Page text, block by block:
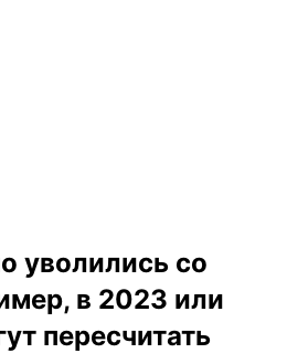
уволились со
в 2023 или
пересчитать